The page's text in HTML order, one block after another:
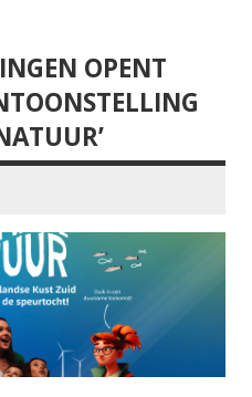
OPENT